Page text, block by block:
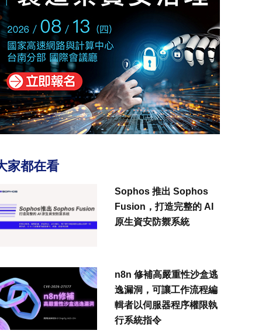
家都在看
Sophos 推出 Sophos
Fusion，打造完整的 AI
原生資安防禦系統
n8n 修補高嚴重性沙盒逃
逸漏洞，可讓工作流程編
輯者以伺服器程序權限執
行系統指令